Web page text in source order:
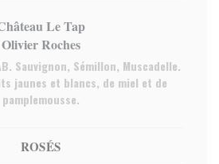
Le Tap
Olivier Roches
Sauvignon, Sémillon, Muscadelle.
jaunes et blancs, de miel et de
pamplemousse.
ROSÉS